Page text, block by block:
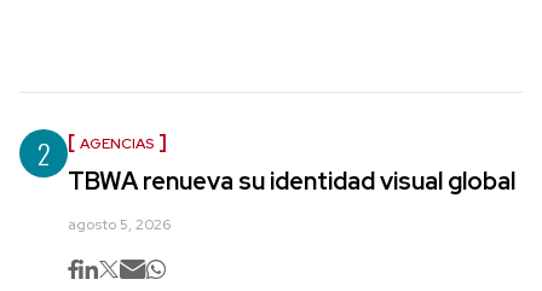
2 AGENCIAS
TBWA renueva su identidad visual global
agosto 5, 2026